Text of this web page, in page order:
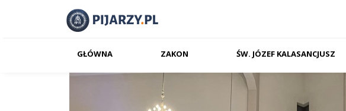
GŁÓWNA ZAKON ŚW. JÓZEF KALASANCJUSZ